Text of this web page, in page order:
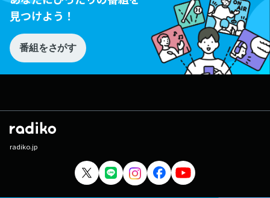
見つけよう！
番組をさがす
radiko.jp